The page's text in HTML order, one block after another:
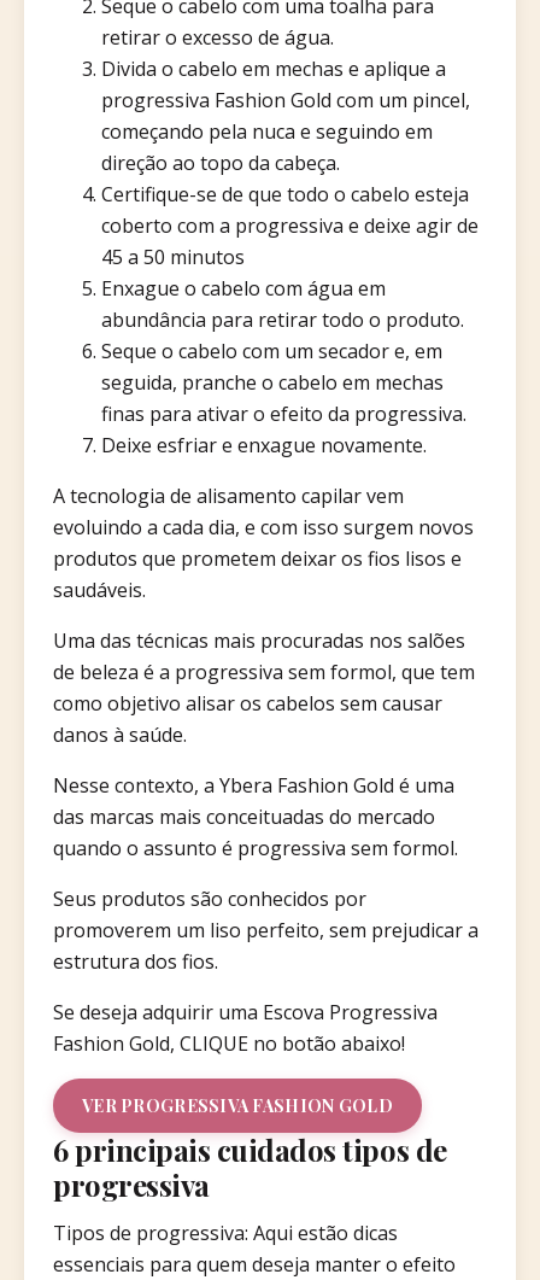
Seque o cabelo com uma toalha para
retirar o excesso de água.
Divida o cabelo em mechas e aplique a
progressiva Fashion Gold com um pincel,
começando pela nuca e seguindo em
direção ao topo da cabeça.
Certifique-se de que todo o cabelo esteja
coberto com a progressiva e deixe agir de
45 a 50 minutos
Enxague o cabelo com água em
abundância para retirar todo o produto.
Seque o cabelo com um secador e, em
seguida, pranche o cabelo em mechas
finas para ativar o efeito da progressiva.
Deixe esfriar e enxague novamente.
A tecnologia de alisamento capilar vem
evoluindo a cada dia, e com isso surgem novos
produtos que prometem deixar os fios lisos e
saudáveis.
Uma das técnicas mais procuradas nos salões
de beleza é a progressiva sem formol, que tem
como objetivo alisar os cabelos sem causar
danos à saúde.
Nesse contexto, a Ybera Fashion Gold é uma
das marcas mais conceituadas do mercado
quando o assunto é progressiva sem formol.
Seus produtos são conhecidos por
promoverem um liso perfeito, sem prejudicar a
estrutura dos fios.
Se deseja adquirir uma Escova Progressiva
Fashion Gold, CLIQUE no botão abaixo!
VER PROGRESSIVA FASHION GOLD
6 principais cuidados tipos de
progressiva
Tipos de progressiva: Aqui estão dicas
essenciais para quem deseja manter o efeito